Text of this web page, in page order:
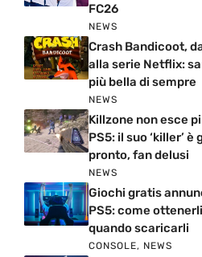
FC26
NEWS
Crash Bandicoot,
alla serie Netflix:
più bella di sempre
NEWS
Killzone non esce
PS5: il suo ‘killer’ è
pronto, fan delusi
NEWS
Giochi gratis
PS5: come
quando scaricarli
CONSOLE, NEWS